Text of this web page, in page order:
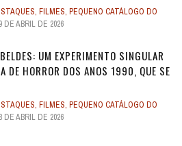
, FILMES, PEQUENO CATÁLOGO DO
DE ABRIL DE 2026
UM EXPERIMENTO SINGULAR
DE HORROR DOS ANOS 1990, QUE SE
, FILMES, PEQUENO CATÁLOGO DO
DE ABRIL DE 2026